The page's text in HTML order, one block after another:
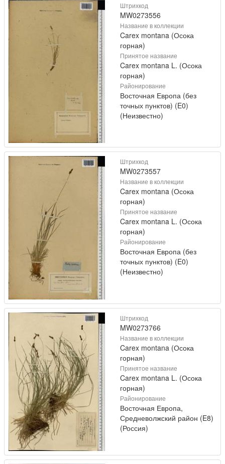
Штрихкод
MW0273556
Название в коллекции
Carex montana (Осока
горная)
Принятое название
Carex montana L. (Осока
горная)
Районирование
Восточная Европа (без
точных пунктов) (E0)
(Неизвестно)
Штрихкод
MW0273557
Название в коллекции
Carex montana (Осока
горная)
Принятое название
Carex montana L. (Осока
горная)
Районирование
Восточная Европа (без
точных пунктов) (E0)
(Неизвестно)
Штрихкод
MW0273766
Название в коллекции
Carex montana (Осока
горная)
Принятое название
Carex montana L. (Осока
горная)
Районирование
Восточная Европа,
Средневолжский район (E8)
(Россия)